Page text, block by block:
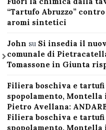
“Tartufo Abruzzo”
aromi sintetici
John su Si insedia il
comunale di
Tomassone in Giunta
Filiera boschiva e
spopolamento, Montella
Pietro Avellana:
Filiera boschiva e
spopolamento, Montella